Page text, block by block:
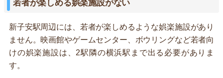
若者が楽しめる娯楽施設がない
新子安駅周辺には、若者が楽しめるような娯楽施設があり
ません。映画館やゲームセンター、ボウリングなど若者向
けの娯楽施設は、2駅隣の横浜駅まで出る必要がありま
す。